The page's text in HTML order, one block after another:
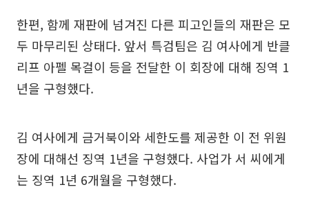
한편, 함께 재판에 넘겨진 다른 피고인들의 재판은 모
두 마무리된 상태다. 앞서 특검팀은 김 여사에게 반클
리프 아펠 목걸이 등을 전달한 이 회장에 대해 징역 1
년을 구형했다.
김 여사에게 금거북이와 세한도를 제공한 이 전 위원
장에 대해선 징역 1년을 구형했다. 사업가 서 씨에게
는 징역 1년 6개월을 구형했다.